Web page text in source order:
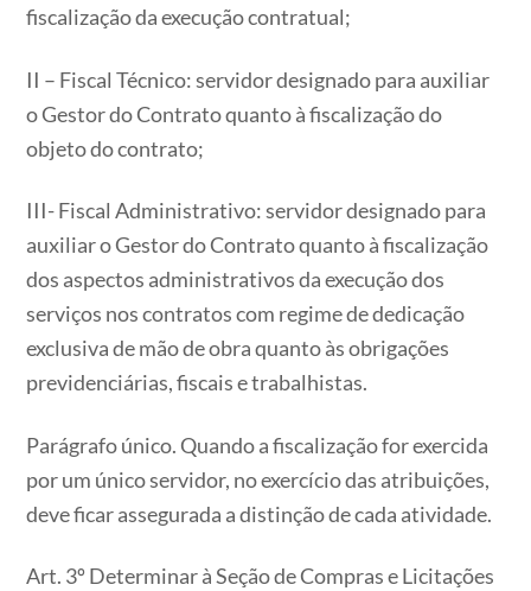
fiscalização da execução contratual;
II – Fiscal Técnico: servidor designado para auxiliar
o Gestor do Contrato quanto à fiscalização do
objeto do contrato;
III- Fiscal Administrativo: servidor designado para
auxiliar o Gestor do Contrato quanto à fiscalização
dos aspectos administrativos da execução dos
serviços nos contratos com regime de dedicação
exclusiva de mão de obra quanto às obrigações
previdenciárias, fiscais e trabalhistas.
Parágrafo único. Quando a fiscalização for exercida
por um único servidor, no exercício das atribuições,
deve ficar assegurada a distinção de cada atividade.
Art. 3º Determinar à Seção de Compras e Licitações